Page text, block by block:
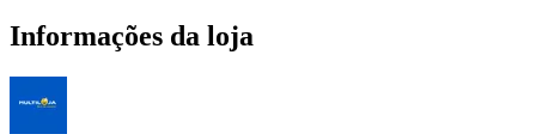
Informações da loja